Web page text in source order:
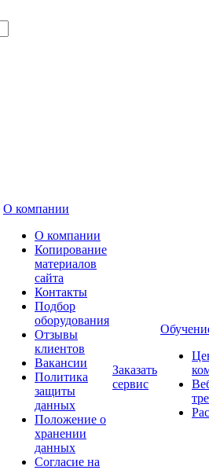
О компании
О компании
Копирование
материалов
сайта
Контакты
Подбор
оборудования
Отзывы
клиентов
Вакансии
Политика
защиты
данных
Положение о
хранении
данных
Согласие на
Заказать
сервис